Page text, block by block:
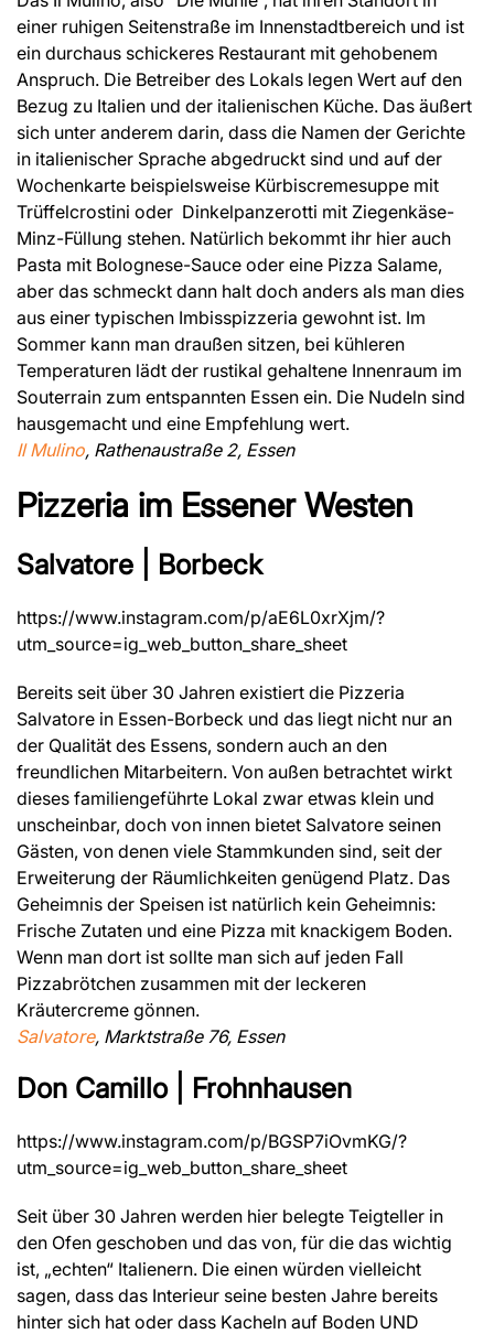
einer ruhigen Seitenstraße im Innenstadtbereich und ist
ein durchaus schickeres Restaurant mit gehobenem
Anspruch. Die Betreiber des Lokals legen Wert auf den
Bezug zu Italien und der italienischen Küche. Das äußert
sich unter anderem darin, dass die Namen der Gerichte
in italienischer Sprache abgedruckt sind und auf der
Wochenkarte beispielsweise Kürbiscremesuppe mit
Trüffelcrostini oder Dinkelpanzerotti mit Ziegenkäse-
Minz-Füllung stehen. Natürlich bekommt ihr hier auch
Pasta mit Bolognese-Sauce oder eine Pizza Salame,
aber das schmeckt dann halt doch anders als man dies
aus einer typischen Imbisspizzeria gewohnt ist. Im
Sommer kann man draußen sitzen, bei kühleren
Temperaturen lädt der rustikal gehaltene Innenraum im
Souterrain zum entspannten Essen ein. Die Nudeln sind
hausgemacht und eine Empfehlung wert.
Il Mulino, Rathenaustraße 2, Essen
Pizzeria im Essener Westen
Salvatore | Borbeck
https://www.instagram.com/p/aE6L0xrXjm/?
utm_source=ig_web_button_share_sheet
Bereits seit über 30 Jahren existiert die Pizzeria
Salvatore in Essen-Borbeck und das liegt nicht nur an
der Qualität des Essens, sondern auch an den
freundlichen Mitarbeitern. Von außen betrachtet wirkt
dieses familiengeführte Lokal zwar etwas klein und
unscheinbar, doch von innen bietet Salvatore seinen
Gästen, von denen viele Stammkunden sind, seit der
Erweiterung der Räumlichkeiten genügend Platz. Das
Geheimnis der Speisen ist natürlich kein Geheimnis:
Frische Zutaten und eine Pizza mit knackigem Boden.
Wenn man dort ist sollte man sich auf jeden Fall
Pizzabrötchen zusammen mit der leckeren
Kräutercreme gönnen.
Salvatore, Marktstraße 76, Essen
Don Camillo | Frohnhausen
https://www.instagram.com/p/BGSP7iOvmKG/?
utm_source=ig_web_button_share_sheet
Seit über 30 Jahren werden hier belegte Teigteller in
den Ofen geschoben und das von, für die das wichtig
ist, „echten“ Italienern. Die einen würden vielleicht
sagen, dass das Interieur seine besten Jahre bereits
hinter sich hat oder dass Kacheln auf Boden UND